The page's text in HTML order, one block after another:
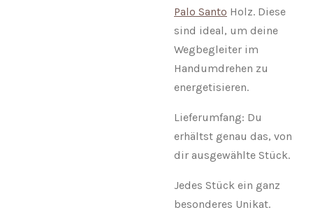
Palo Santo Holz. Diese
sind ideal, um deine
Wegbegleiter im
Handumdrehen zu
energetisieren.
Lieferumfang: Du
erhältst genau das, von
dir ausgewählte Stück.
Jedes Stück ein ganz
besonderes Unikat.